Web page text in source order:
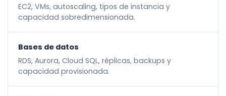
EC2, VMs, autoscaling, tipos de instancia y
capacidad sobredimensionada.
Bases de datos
RDS, Aurora, Cloud SQL, réplicas, backups y
capacidad provisionada.